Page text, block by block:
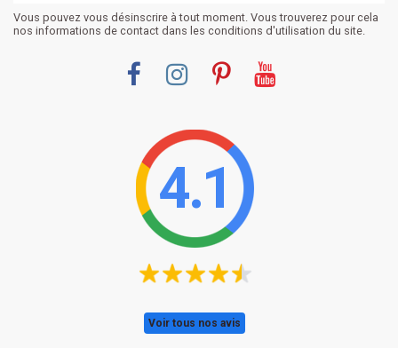
Vous pouvez vous désinscrire à tout moment. Vous trouverez pour cela
nos informations de contact dans les conditions d'utilisation du site.
4.1
Voir tous nos avis